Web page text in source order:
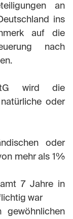
an
ins
auf die
nach
wird die
oder
oder
mehr als 1%
7 Jahre in
war